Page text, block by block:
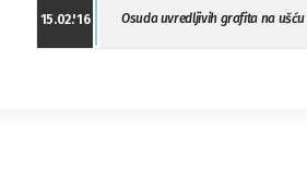
15.02.'16 Osuda uvredljivih grafita na ušću